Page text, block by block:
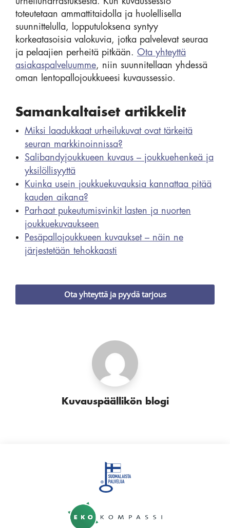
toteutetaan ammattitaidolla ja huolellisella
suunnittelulla, lopputuloksena syntyy
korkeatasoisia valokuvia, jotka palvelevat seuraa
ja pelaajien perheitä pitkään. Ota yhteyttä
asiakaspalveluumme, niin suunnitellaan yhdessä
oman lentopallojoukkueesi kuvaussessio.
Samankaltaiset artikkelit
Miksi laadukkaat urheilukuvat ovat tärkeitä
seuran markkinoinnissa?
Salibandyjoukkueen kuvaus – joukkuehenkeä ja
yksilöllisyyttä
Kuinka usein joukkuekuvauksia kannattaa pitää
kauden aikana?
Parhaat pukeutumisvinkit lasten ja nuorten
joukkuekuvaukseen
Pesäpallojoukkueen kuvaukset – näin ne
järjestetään tehokkaasti
Ota yhteyttä ja pyydä tarjous
Kuvauspäällikön blogi